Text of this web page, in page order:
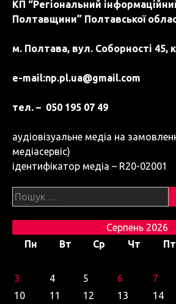
КП “Регіональний
Полтавщини” Полтавської
м. Полтава, вул. Соборності 45,
e-mail:np.pl.ua@gmail.com
тел. – 050 195 07 49
аудіовізуальне медіа на
медіасервіс)
ідентифікатор медіа – R20-02001
Пошук:
Серпень 2026
Пн
Вт Ср Чт Пт
3
4 5 6 7
10
11 12 13 14